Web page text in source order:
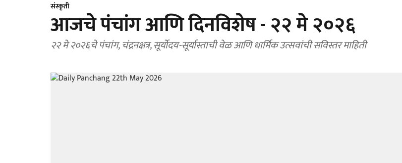
संस्कृती
आजचे पंचांग आणि दिनविशेष - २२ मे २०२६
२२ मे २०२६चे पंचांग, चंद्रनक्षत्र, सूर्योदय-सूर्यास्ताची वेळ आणि धार्मिक उत्सवांची सविस्तर माहिती